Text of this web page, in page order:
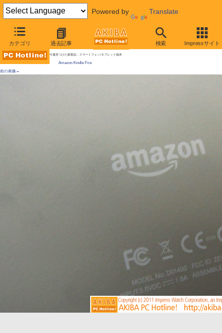
Powered by Translate
カテゴリ 過去記事 検索 Impressサイト
AKIBA PC Hotline!
[拡大画像]Amazonタブレット「Kindle Fire」が直輸入で登場
今週見つけた新製品：スマートフォン/タブレット端末
Amazon Kindle Fire
前の画像←